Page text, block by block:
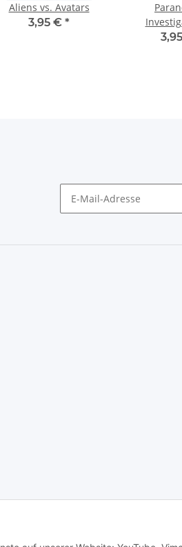
Aliens vs. Avatars
3,95 € *